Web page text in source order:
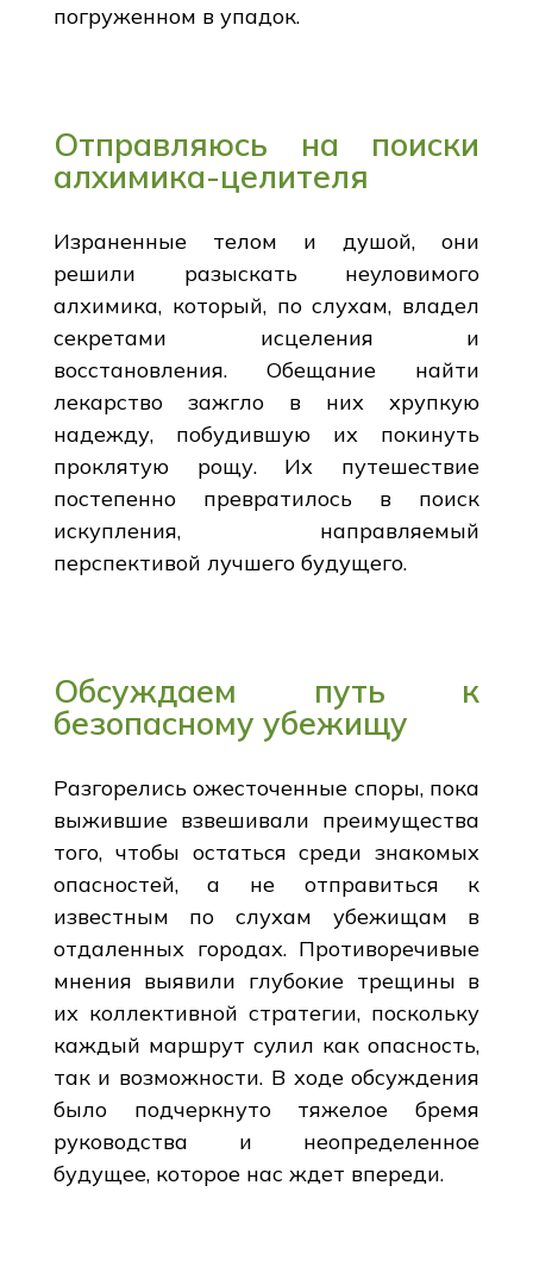
погруженном в упадок.
Отправляюсь на поиски
алхимика-целителя
Израненные телом и душой, они
решили разыскать неуловимого
алхимика, который, по слухам, владел
секретами исцеления и
восстановления. Обещание найти
лекарство зажгло в них хрупкую
надежду, побудившую их покинуть
проклятую рощу. Их путешествие
постепенно превратилось в поиск
искупления, направляемый
перспективой лучшего будущего.
Обсуждаем путь к
безопасному убежищу
Разгорелись ожесточенные споры, пока
выжившие взвешивали преимущества
того, чтобы остаться среди знакомых
опасностей, а не отправиться к
известным по слухам убежищам в
отдаленных городах. Противоречивые
мнения выявили глубокие трещины в
их коллективной стратегии, поскольку
каждый маршрут сулил как опасность,
так и возможности. В ходе обсуждения
было подчеркнуто тяжелое бремя
руководства и неопределенное
будущее, которое нас ждет впереди.